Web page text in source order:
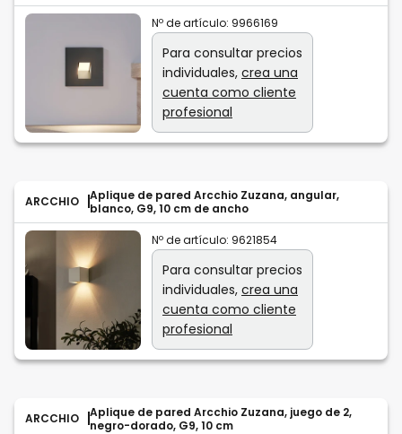
Nº de artículo: 9966169
Para consultar precios
individuales, crea una
cuenta como cliente
profesional
ARCCHIO
Aplique de pared Arcchio Zuzana, angular,
blanco, G9, 10 cm de ancho
Nº de artículo: 9621854
Para consultar precios
individuales, crea una
cuenta como cliente
profesional
ARCCHIO
Aplique de pared Arcchio Zuzana, juego de 2,
negro-dorado, G9, 10 cm